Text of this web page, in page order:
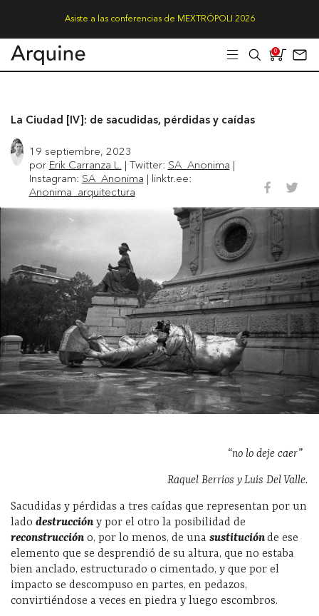
Asiste a las conferencias de MEXTRÓPOLI 2026
0
La Ciudad [IV]: de sacudidas, pérdidas y caídas
19 septiembre, 2023
por Erik Carranza L. | Twitter: SA_Anonima |
Instagram: SA_Anonima | linktr.ee:
Anonima_arquitectura
“no lo deje caer”
Raquel Berrios y Luis Del Valle.
Sacudidas y pérdidas a tres caídas que representan por un
lado destrucción y por el otro la posibilidad de
reconstrucción o, por lo menos, de una sustituciónde ese
elemento que se desprendió de su altura, que no estaba
bien anclado, estructurado o cimentado, y que por el
impacto se descompuso en partes, en pedazos,
convirtiéndose a veces en piedra y luego escombros.